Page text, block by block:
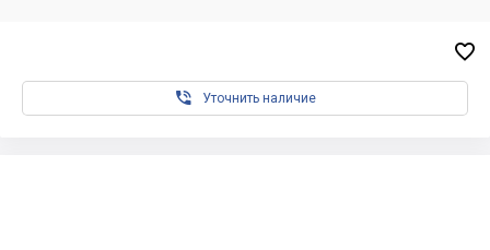

 Уточнить наличие